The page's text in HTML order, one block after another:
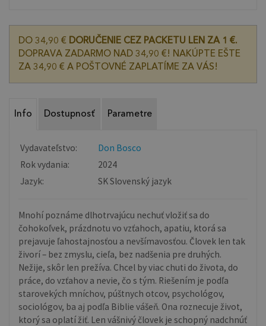
DO 34,90 € DORUČENIE CEZ PACKETU LEN ZA 1 €.
DOPRAVA ZADARMO NAD 34,90 €! NAKÚPTE EŠTE
ZA 34,90 € A POŠTOVNÉ ZAPLATÍME ZA VÁS!
Info Dostupnosť Parametre
Vydavateľstvo:
Don Bosco
Rok vydania:
2024
Jazyk:
SK Slovenský jazyk
Mnohí poznáme dlhotrvajúcu nechuť vložiť sa do
čohokoľvek, prázdnotu vo vzťahoch, apatiu, ktorá sa
prejavuje ľahostajnosťou a nevšímavosťou. Človek len tak
živorí – bez zmyslu, cieľa, bez nadšenia pre druhých.
Nežije, skôr len prežíva. Chcel by viac chuti do života, do
práce, do vzťahov a nevie, čo s tým. Riešením je podľa
starovekých mníchov, púštnych otcov, psychológov,
sociológov, ba aj podľa Biblie vášeň. Ona roznecuje život,
ktorý sa oplatí žiť. Len vášnivý človek je schopný nadchnúť